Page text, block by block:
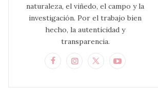
naturaleza, el viñedo, el campo y la
investigación. Por el trabajo bien
hecho, la autenticidad y
transparencia.